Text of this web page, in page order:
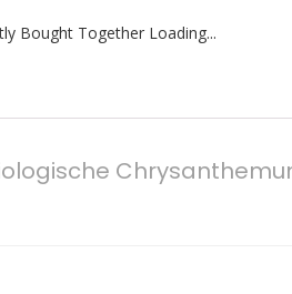
Bought Together Loading...